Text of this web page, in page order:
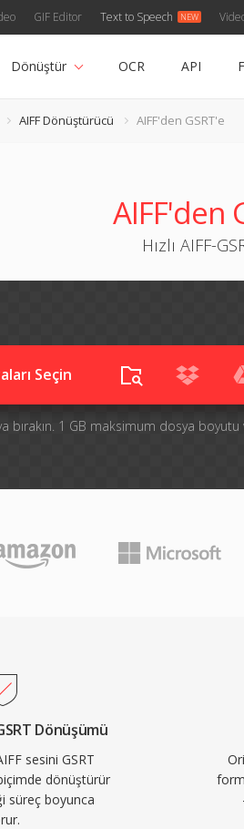
GIF Editor Text to Speech
Dönüştür OCR API
AIFF Dönüştürücü AIFF'den GSRT'e
AIFF'den
Hızlı AIFF-
Seçin
bırakın. 1 GB maksimum dosya boyutu
Dönüşümü
sesini GSRT
dönüştürür
süreç boyunca